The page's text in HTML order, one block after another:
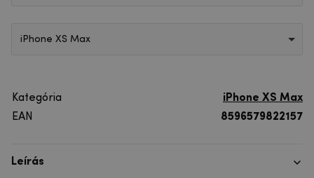
iPhone XS Max
Kategória
iPhone XS Max
EAN
8596579822157
Leírás